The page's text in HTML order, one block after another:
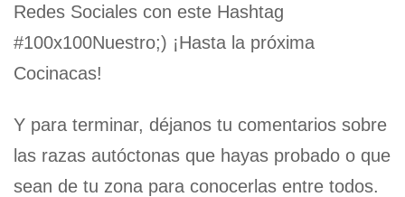
Redes Sociales con este Hashtag
#100x100Nuestro;) ¡Hasta la próxima
Cocinacas!
Y para terminar, déjanos tu comentarios sobre
las razas autóctonas que hayas probado o que
sean de tu zona para conocerlas entre todos.